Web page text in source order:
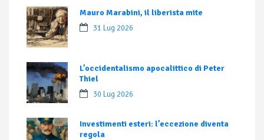
Mauro Marabini, il liberista mite
31 Lug 2026
L’occidentalismo apocalittico di Peter
Thiel
30 Lug 2026
Investimenti esteri: l’eccezione diventa
regola